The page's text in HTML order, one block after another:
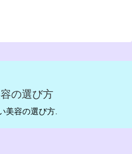
の選び方
美容の選び方.